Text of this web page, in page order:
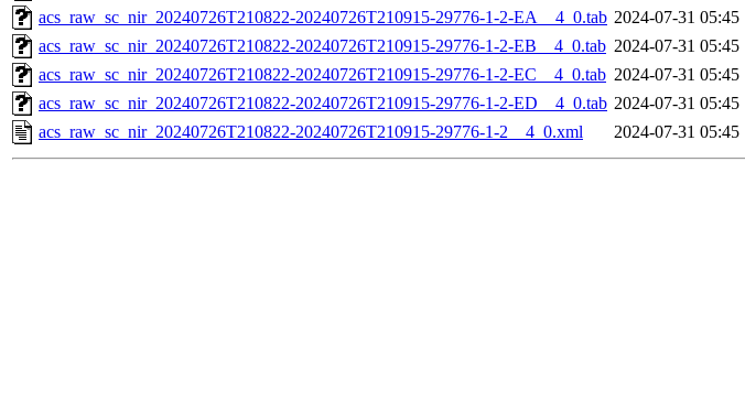
acs_raw_sc_nir_20240726T210822-20240726T210915-29776-1-2-EA__4_0.tab 2024-07-31 05:45
acs_raw_sc_nir_20240726T210822-20240726T210915-29776-1-2-EB__4_0.tab 2024-07-31 05:45
acs_raw_sc_nir_20240726T210822-20240726T210915-29776-1-2-EC__4_0.tab 2024-07-31 05:45
acs_raw_sc_nir_20240726T210822-20240726T210915-29776-1-2-ED__4_0.tab 2024-07-31 05:45
acs_raw_sc_nir_20240726T210822-20240726T210915-29776-1-2__4_0.xml
2024-07-31 05:45